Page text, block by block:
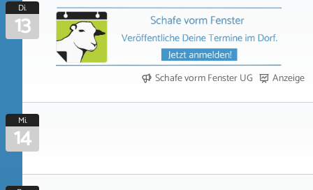
Di.
13
Schafe vorm Fenster UG Anzeige
Mi.
14